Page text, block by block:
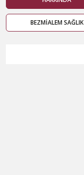
BEZMİALEM SAĞLIK